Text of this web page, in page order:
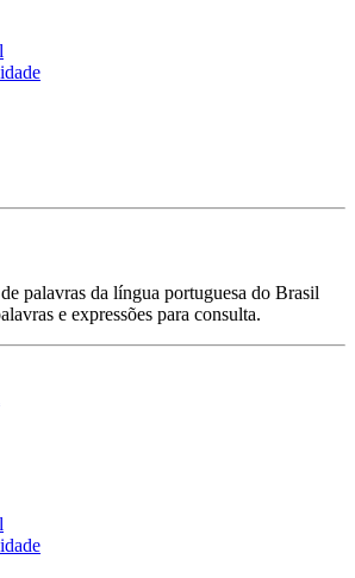
palavras da língua portuguesa do Brasil
e expressões para consulta.